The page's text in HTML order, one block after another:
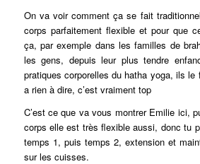
On va voir comment ça se fait
corps parfaitement flexible et pour que
ça, par exemple dans les familles de
les gens, depuis leur plus tendre
pratiques corporelles du hatha yoga, ils le
a rien à dire, c’est vraiment top
C’est ce que va vous montrer Emilie ici,
corps elle est très flexible aussi, donc tu
temps 1, puis temps 2, extension et
sur les cuisses.